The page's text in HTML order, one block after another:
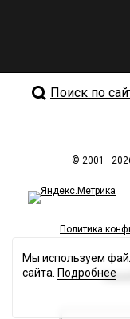
Поиск по
©
Политика
Мы используем
сайта. Подробнее